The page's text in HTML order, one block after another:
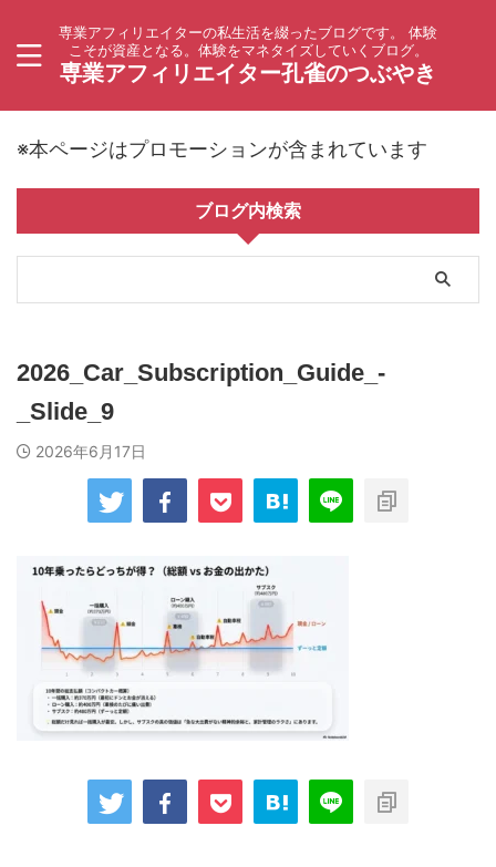
専業アフィリエイターの私生活を綴ったブログです。 体験
こそが資産となる。体験をマネタイズしていくブログ。
専業アフィリエイター孔雀のつぶやき
※本ページはプロモーションが含まれています
ブログ内検索
2026_Car_Subscription_Guide_-
_Slide_9
2026年6月17日